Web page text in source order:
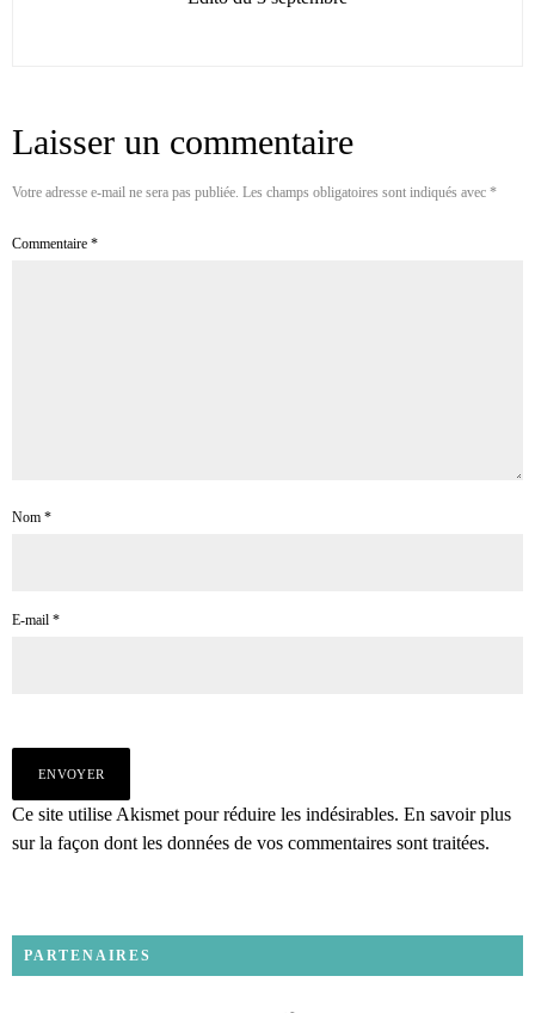
Laisser un commentaire
Votre adresse e-mail ne sera pas publiée. Les champs obligatoires sont indiqués avec *
Commentaire *
Nom *
E-mail *
Ce site utilise Akismet pour réduire les indésirables. En savoir plus
sur la façon dont les données de vos commentaires sont traitées.
PARTENAIRES